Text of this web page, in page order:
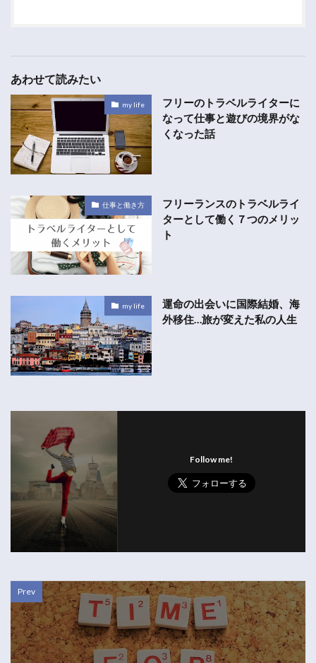
あわせて読みたい
my life
フリーのトラベルライターに
なって仕事と遊びの境界がな
くなった話
仕事と働き方
フリーランスのトラベルライ
ターとして働く７つのメリッ
ト
my life
運命の出会いに国際結婚、海
外移住…旅が変えた私の人生
Follow me!
Prev